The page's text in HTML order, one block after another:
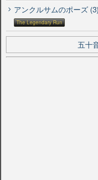
アンクルサムのポーズ (3)
The Legendary Run
五十